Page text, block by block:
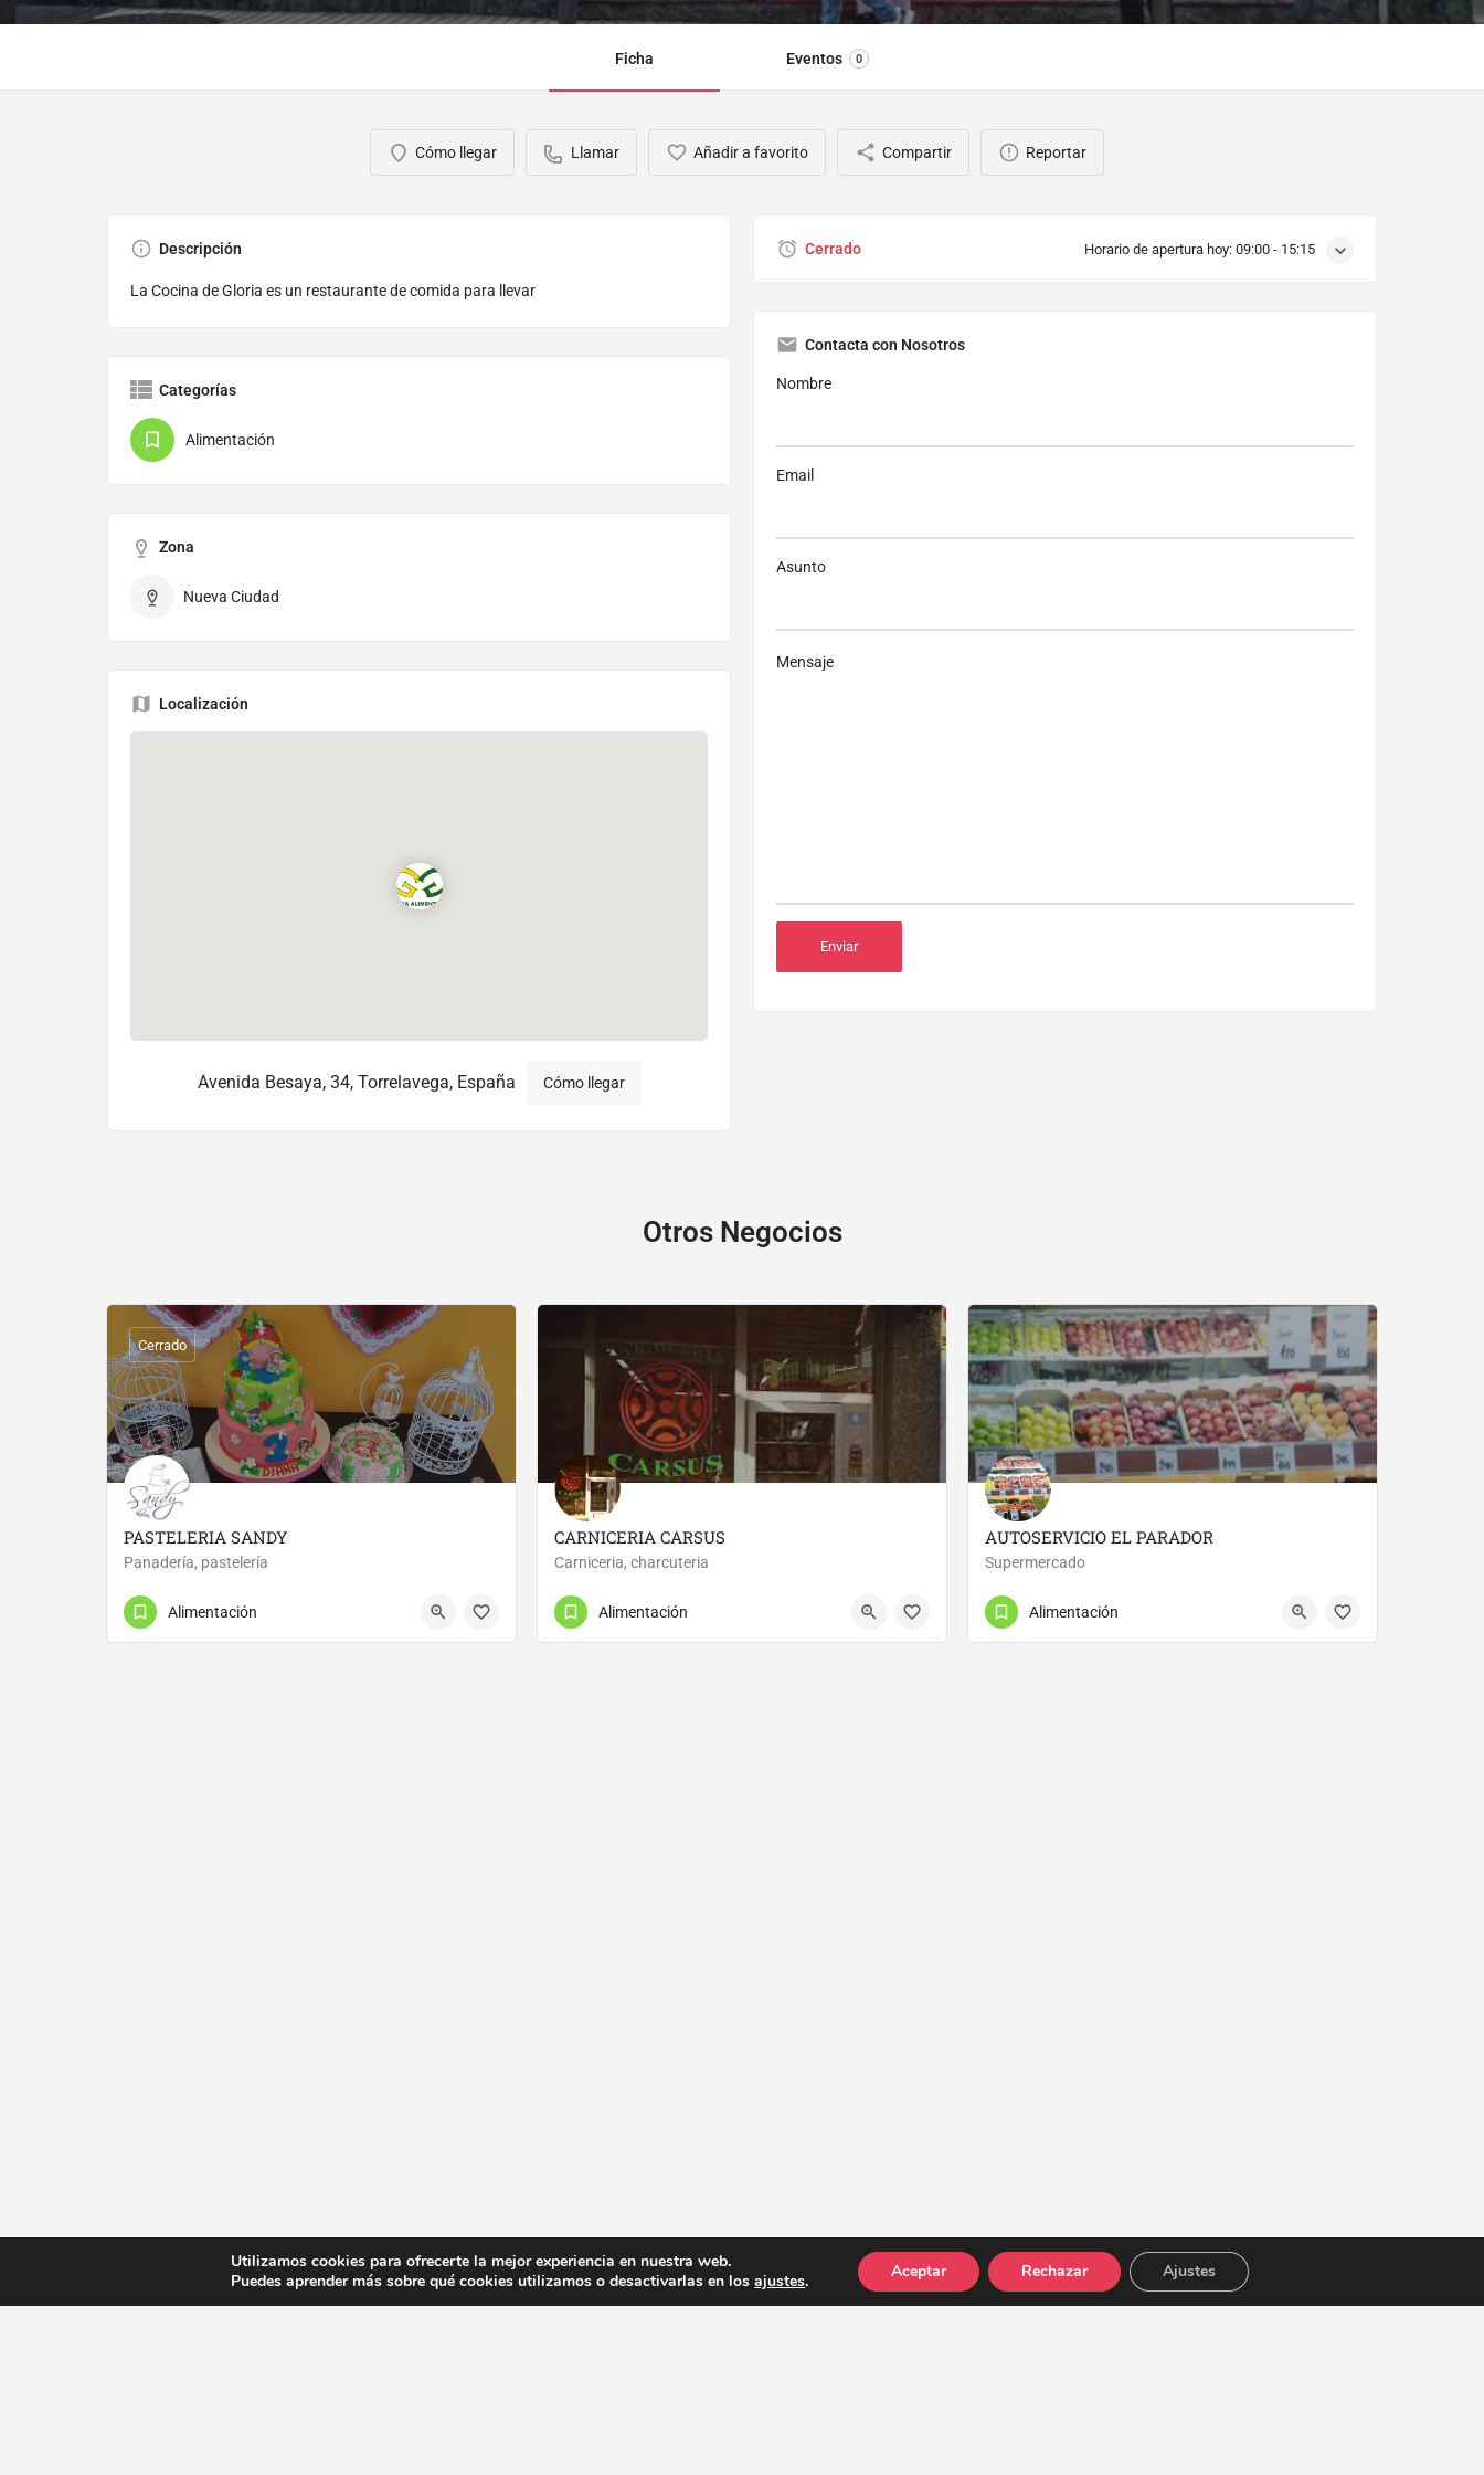
Ficha Eventos 0
Cómo llegar Llamar Añadir a favorito Compartir Reportar
Descripción
La Cocina de Gloria es un restaurante de comida para llevar
Categorías
Alimentación
Zona
Nueva Ciudad
Localización
Avenida Besaya, 34, Torrelavega, España Cómo llegar
Cerrado Horario de apertura hoy: 09:00 - 15:15
Contacta con Nosotros
Nombre
Email
Asunto
Mensaje
Otros Negocios
PASTELERIA SANDY
Panadería, pastelería
630197997
Cerrado
Alimentación
CARNICERIA CARSUS
Carniceria, charcuteria
942892201
Alimentación
AUTOSERVICIO EL PARADOR
Supermercado
942891493
Alimentación
Utilizamos cookies para ofrecerte la mejor experiencia en nuestra web.
Puedes aprender más sobre qué cookies utilizamos o desactivarlas en losajustes. Aceptar Rechazar Ajustes